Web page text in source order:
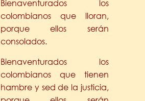
Bienaventurados los
colombianos que lloran,
porque ellos serán
consolados.
Bienaventurados los
colombianos que tienen
hambre y sed de la justicia,